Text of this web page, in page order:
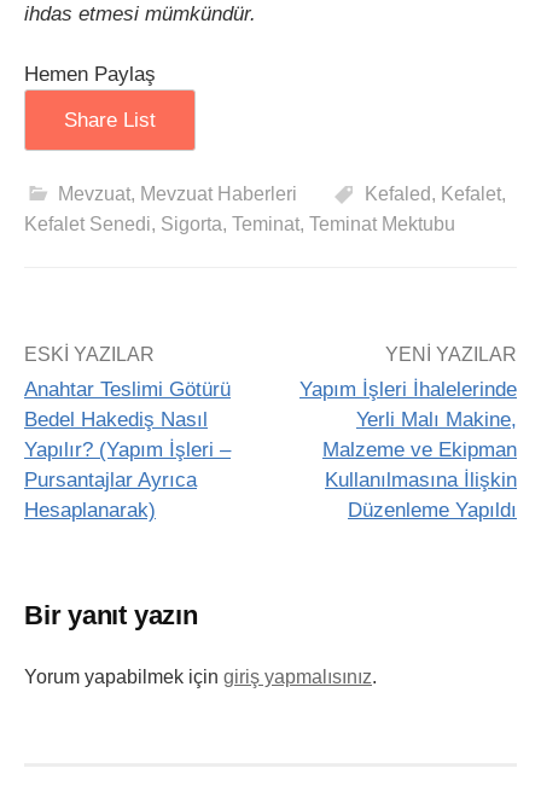
ihdas etmesi mümkündür.
Hemen Paylaş
Share List
Mevzuat, Mevzuat Haberleri Kefaled, Kefalet,
Kefalet Senedi, Sigorta, Teminat, Teminat Mektubu
ESKI YAZILAR
Anahtar Teslimi Götürü
Bedel Hakediş Nasıl
Yapılır? (Yapım İşleri –
Pursantajlar Ayrıca
Hesaplanarak)
YENI YAZILAR
Yapım İşleri İhalelerinde
Yerli Malı Makine,
Malzeme ve Ekipman
Kullanılmasına İlişkin
Düzenleme Yapıldı
Bir yanıt yazın
Yorum yapabilmek için giriş yapmalısınız.